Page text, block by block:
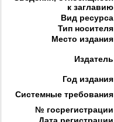
к заглавию
Вид ресурса
Тип носителя
Место издания
Издатель
Год издания
Системные требования
№ госрегистрации